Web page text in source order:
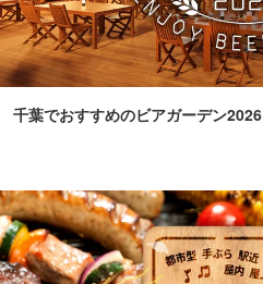
千葉でおすすめのビアガーデン2026